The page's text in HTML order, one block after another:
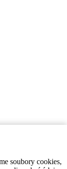
soubory cookies,